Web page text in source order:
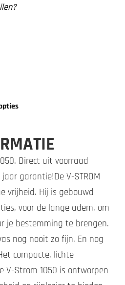
Direct uit voorraad
garantie!De V-STROM
vrijheid. Hij is gebouwd
voor de lange adem, om
je bestemming te brengen.
nog nooit zo fijn. En nog
compacte, lichte
V-Strom 1050 is ontworpen